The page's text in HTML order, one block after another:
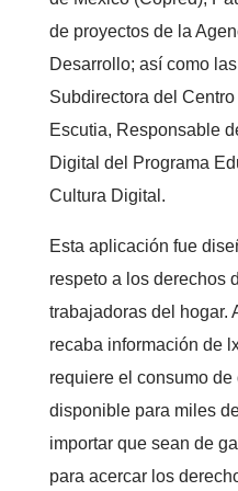
de proyectos de la
Desarrollo; así como
Subdirectora del
Escutia, Responsable
Digital del Programa
Cultura Digital.
Esta aplicación fue
respeto a los derechos
trabajadoras del hogar.
recaba información de
requiere el consumo
disponible para miles
importar que sean de
para acercar los